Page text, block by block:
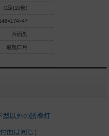
C級(10形)
片面型
避難口用
型以外の誘導灯
面は同じ）